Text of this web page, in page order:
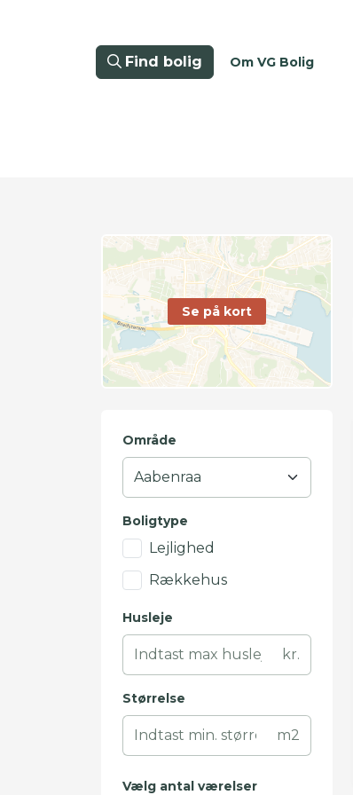
Find bolig Om VG Bolig
Se på kort
Område
Boligtype
Lejlighed
Rækkehus
Husleje
kr.
Størrelse
m2
Vælg antal værelser